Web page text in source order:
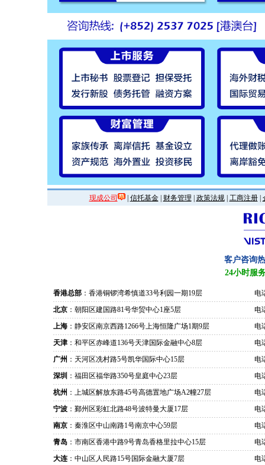
现成公司 | 信托基金| 财务管理 政策法规| 工商注册|
客户咨询
24小时服
香港总部 ：香港铜锣湾希慎道33号利园一期19层
电
北京 ：朝阳区建国路81号华贸中心1座5层
电
上海 ：静安区南京西路1266号上海恒隆广场1期9层
电
天津 ：和平区赤峰道136号天津国际金融中心8层
电
广州 ：天河区冼村路5号凯华国际中心15层
电
深圳 ：福田区福华路350号皇庭中心23层
电
杭州 ：上城区解放东路45号高德置地广场A2幢27层
电
宁波 ：鄞州区彩虹北路48号波特曼大厦17层
电
南京 ：秦淮区中山南路1号南京中心59层
电
青岛 ：市南区香港中路9号青岛香格里拉中心15层
电
大连 ：中山区人民路15号国际金融大厦7层
电